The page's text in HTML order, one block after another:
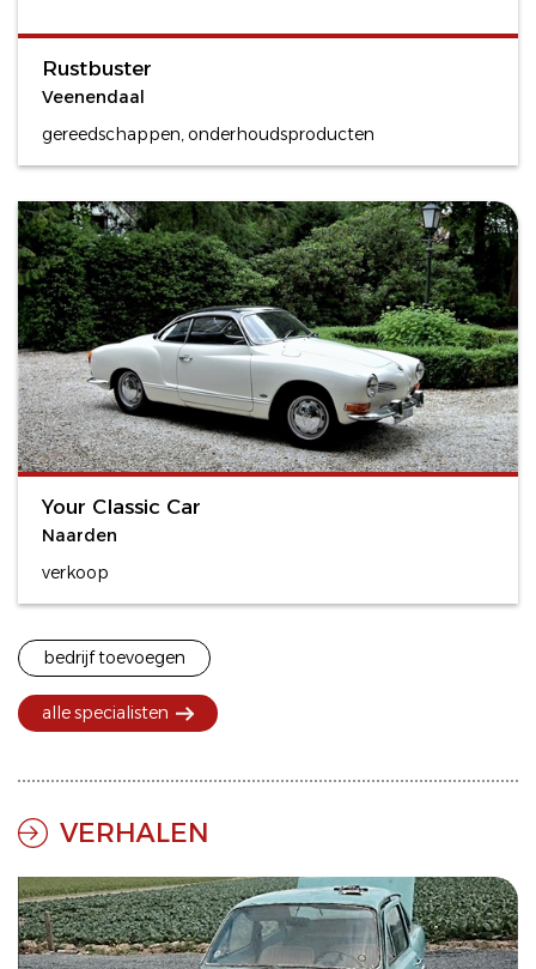
Rustbuster
Veenendaal
gereedschappen, onderhoudsproducten
Your Classic Car
Naarden
verkoop
bedrijf toevoegen
alle specialisten
VERHALEN